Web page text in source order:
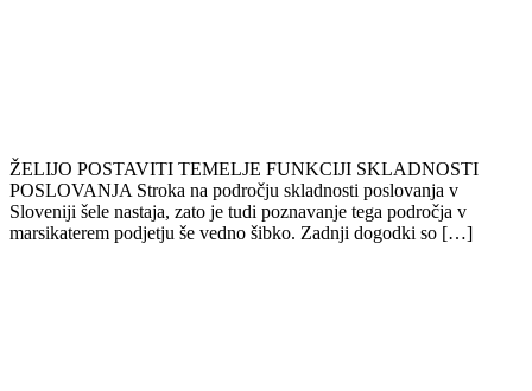
ŽELIJO POSTAVITI TEMELJE FUNKCIJI SKLADNOSTI
POSLOVANJA Stroka na področju skladnosti poslovanja v
Sloveniji šele nastaja, zato je tudi poznavanje tega področja v
marsikaterem podjetju še vedno šibko. Zadnji dogodki so […]